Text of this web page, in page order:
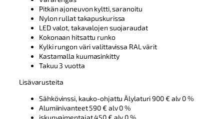
Pitkän ajoneuvon kyltti, saranoitu
Nylon rullat takapuskurissa
LED valot, takavalojen suojaraudat
Kokonaan hitsattu runko
Kylki rungon väri valittavissa RAL värit
Kastamalla kuumasinkitty
Takuu 3 vuotta
Lisävarusteita
Sähkövinssi, kauko-ohjattu Älylaturi 900 € alv 0 %
Alumiinivanteet 590 € alv 0 %